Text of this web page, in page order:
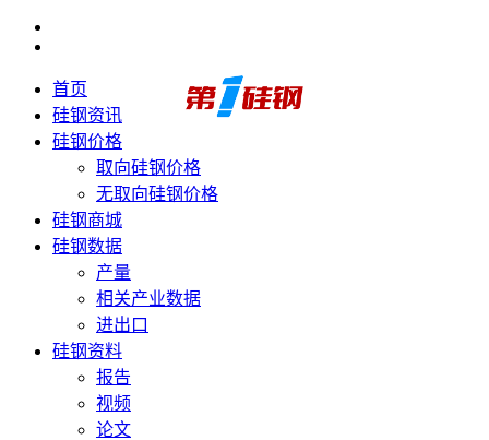
首页
硅钢资讯
硅钢价格
取向硅钢价格
无取向硅钢价格
硅钢商城
硅钢数据
产量
相关产业数据
进出口
硅钢资料
报告
视频
论文